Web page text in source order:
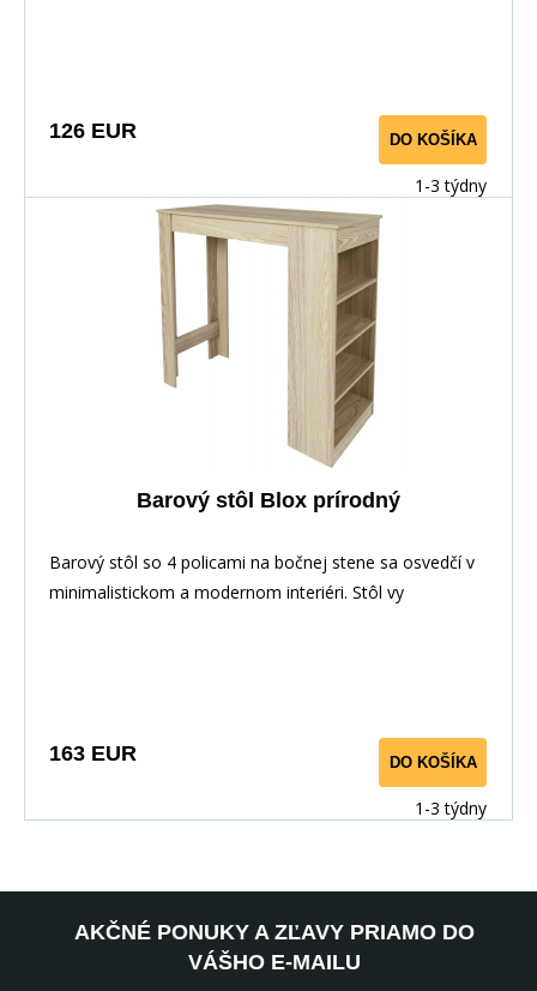
126 EUR DO KOŠÍKA
1-3 týdny
Barový stôl Blox prírodný
Barový stôl so 4 policami na bočnej stene sa osvedčí v
minimalistickom a modernom interiéri. Stôl vy
163 EUR DO KOŠÍKA
1-3 týdny
AKČNÉ PONUKY A ZĽAVY PRIAMO DO
VÁŠHO E-MAILU